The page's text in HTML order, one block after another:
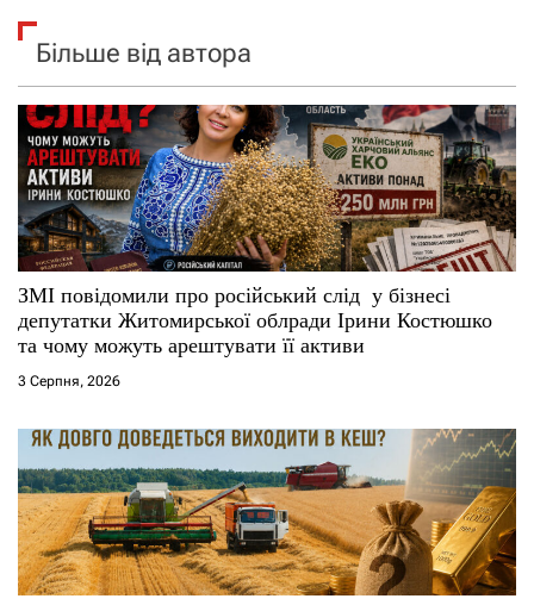
Більше від автора
ЗМІ повідомили про російський слід у бізнесі
депутатки Житомирської облради Ірини Костюшко
та чому можуть арештувати її активи
3 Серпня, 2026